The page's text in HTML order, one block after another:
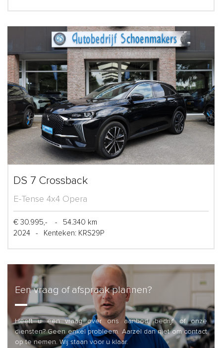
DS 7 Crossback
E-Tense 4x4 Opera
€ 30.995,- -
54.340 km
2024
- Kenteken: KRS29P
Een vraag of afspraak plannen?
Heeft u een vraag over ons aanbod, bedrijf of onze
diensten? Geen enkel probleem. Aarzel dan niet om contact
op te nemen. Wij staan voor u klaar.